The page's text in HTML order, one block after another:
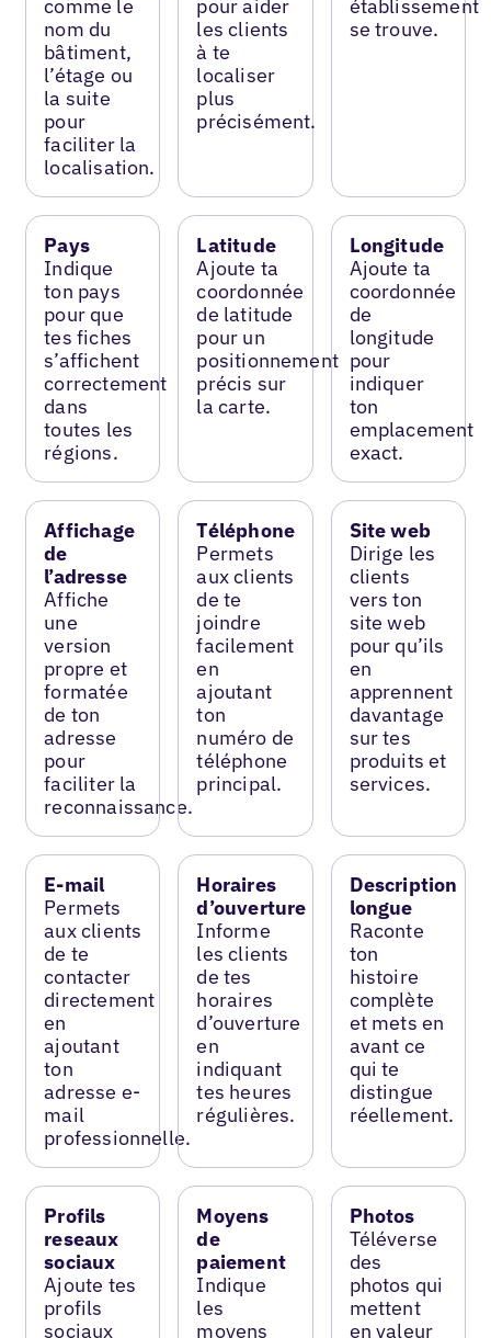
comme le
nom du
bâtiment,
l’étage ou
la suite
pour
faciliter la
localisation.
pour aider
les clients
à te
localiser
plus
précisément.
établissement
se trouve.
Pays
Indique
ton pays
pour que
tes fiches
s’affichent
correctement
dans
toutes les
régions.
Latitude
Ajoute ta
coordonnée
de latitude
pour un
positionnement
précis sur
la carte.
Longitude
Ajoute ta
coordonnée
de
longitude
pour
indiquer
ton
emplacement
exact.
Affichage
de
l’adresse
Affiche
une
version
propre et
formatée
de ton
adresse
pour
faciliter la
reconnaissance.
Téléphone
Permets
aux clients
de te
joindre
facilement
en
ajoutant
ton
numéro de
téléphone
principal.
Site web
Dirige les
clients
vers ton
site web
pour qu’ils
en
apprennent
davantage
sur tes
produits et
services.
E-mail
Permets
aux clients
de te
contacter
directement
en
ajoutant
ton
adresse e-
mail
professionnelle.
Horaires
d’ouverture
Informe
les clients
de tes
horaires
d’ouverture
en
indiquant
tes heures
régulières.
Description
longue
Raconte
ton
histoire
complète
et mets en
avant ce
qui te
distingue
réellement.
Profils
reseaux
sociaux
Ajoute tes
profils
sociaux
Moyens
de
paiement
Indique
les
moyens
Photos
Téléverse
des
photos qui
mettent
en valeur